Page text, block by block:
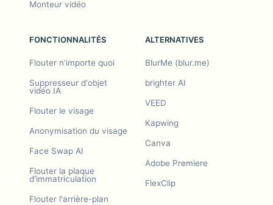
Monteur vidéo
FONCTIONNALITÉS
Flouter n'importe quoi
Suppresseur d'objet
vidéo IA
Flouter le visage
Anonymisation du visage
Face Swap AI
Flouter la plaque
d'immatriculation
Flouter l'arrière-plan
ALTERNATIVES
BlurMe (blur.me)
brighter AI
VEED
Kapwing
Canva
Adobe Premiere
FlexClip